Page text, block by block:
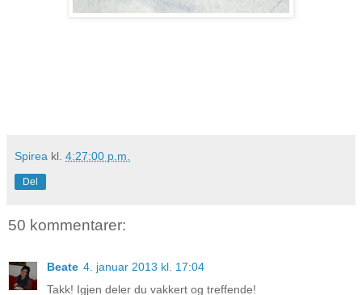
Spirea kl. 4:27:00 p.m.
Del
50 kommentarer:
Beate 4. januar 2013 kl. 17:04
Takk! Igjen deler du vakkert og treffende!